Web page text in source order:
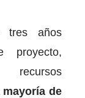
tres años
proyecto,
mayoría de